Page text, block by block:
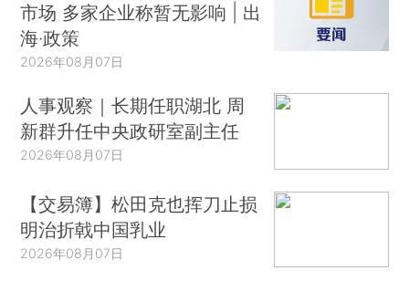
市场 多家企业称暂无影响 | 出
海·政策
2026年08月07日
人事观察｜长期任职湖北 周
新群升任中央政研室副主任
2026年08月07日
【交易簿】松田克也挥刀止损
明治折戟中国乳业
2026年08月07日